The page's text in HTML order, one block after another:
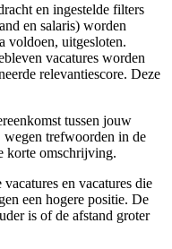
en ingestelde filters
en salaris) worden
voldoen, uitgesloten.
vacatures worden
relevantiescore. Deze
tussen jouw
wegen trefwoorden in de
korte omschrijving.
en vacatures die
een hogere positie. De
is of de afstand groter